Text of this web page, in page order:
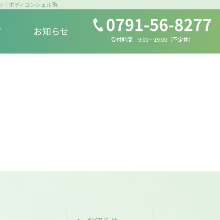
｜ボディコンシェル
お知らせ
受付時間 9:00～19:00（不定休）